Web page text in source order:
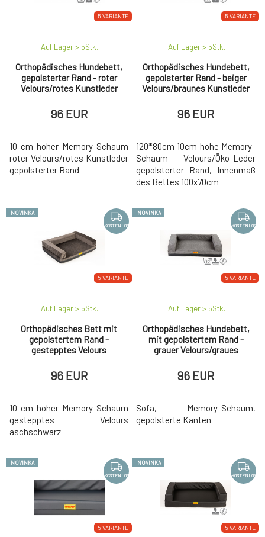
Lebensdauer und Qualität des Produkts.
Tschechische Produktion.
MUSTERKARTEN DER EINZELNEN MATERIALIEN
- Oxford 600D
- Öko-Leder
- Radiergummi
5 VARIANTE
Orthopädisches Hundebett,
gepolsterter Rand - roter
Velours/rotes Kunstleder
Auf Lager > 5Stk.
96 EUR
10 cm hoher Memory-Schaum
roter Velours/rotes Kunstleder
gepolsterter Rand
5 VARIANTE
Orthopädisches Hundebett,
gepolsterter Rand - beiger
Velours/braunes Kunstleder
Auf Lager > 5Stk.
96 EUR
120*80cm 10cm hohe Memory-
Schaum Velours/Öko-Leder
gepolsterter Rand, Innenmaß
des Bettes 100x70cm
5 VARIANTE
NOVINKA
KOSTENLOS
Orthopädisches Bett mit
gepolstertem Rand -
gestepptes Velours
schwarz
Auf Lager > 5Stk.
96 EUR
10 cm hoher Memory-Schaum
gestepptes Velours
aschschwarz
5 VARIANTE
NOVINKA
KOSTENLOS
Orthopädisches Hundebett,
mit gepolstertem Rand -
grauer Velours/graues
Auf Lager > 5Stk.
96 EUR
Sofa, Memory-Schaum,
gepolsterte Kanten
5 VARIANTE
NOVINKA
KOSTENLOS
5 VARIANTE
NOVINKA
KOSTENLOS